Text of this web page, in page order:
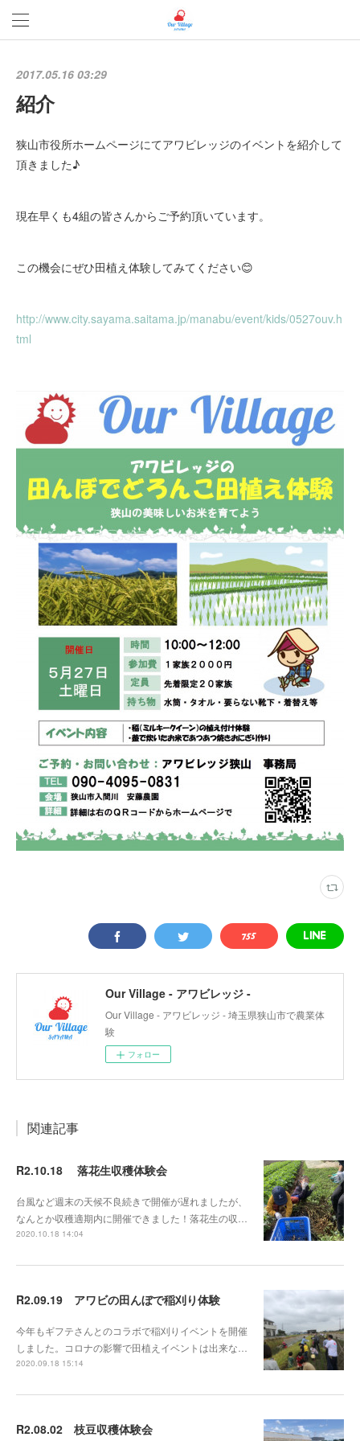
2017.05.16 03:29
紹介
狭山市役所ホームページにてアワビレッジのイベントを紹介して
頂きました♪
現在早くも4組の皆さんからご予約頂いています。
この機会にぜひ田植え体験してみてください😊
http://www.city.sayama.saitama.jp/manabu/event/kids/0527ouv.h
tml
Our Village - アワビレッジ -
Our Village - アワビレッジ - 埼玉県狭山市で農業体
験
フォロー
関連記事
R2.10.18 落花生収穫体験会
台風など週末の天候不良続きで開催が遅れましたが、
なんとか収穫適期内に開催できました！落花生の収…
2020.10.18 14:04
R2.09.19 アワビの田んぼで稲刈り体験
今年もギフテさんとのコラボで稲刈りイベントを開催
しました。コロナの影響で田植えイベントは出来な…
2020.09.18 15:14
R2.08.02 枝豆収穫体験会